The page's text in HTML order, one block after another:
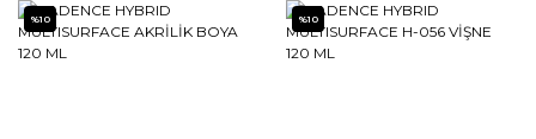
%10 %10